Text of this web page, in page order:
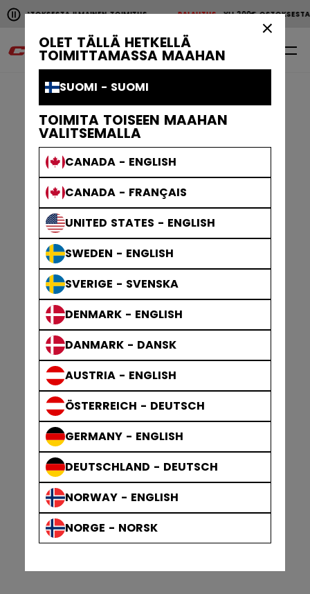
OLET TÄLLÄ HETKELLÄ
TOIMITTAMASSA MAAHAN
SUOMI - SUOMI
TOIMITA TOISEEN MAAHAN
VALITSEMALLA
CANADA - ENGLISH
CANADA - FRANÇAIS
UNITED STATES - ENGLISH
SWEDEN - ENGLISH
SVERIGE - SVENSKA
DENMARK - ENGLISH
DANMARK - DANSK
AUSTRIA - ENGLISH
ÖSTERREICH - DEUTSCH
GERMANY - ENGLISH
DEUTSCHLAND - DEUTSCH
NORWAY - ENGLISH
NORGE - NORSK
Pause the horizontal scroll animation.
ILMAINEN TOIMITUSPALAUTUS YLI 200€ OSTOKSESTA
YLI 200€ OSTOKSESTA ILMAINEN TOIMITUS